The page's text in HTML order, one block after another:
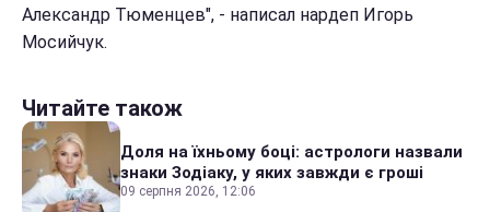
Александр Тюменцев", - написал нардеп Игорь
Мосийчук.
Читайте також
Доля на їхньому боці: астрологи назвали
знаки Зодіаку, у яких завжди є гроші
09 серпня 2026, 12:06